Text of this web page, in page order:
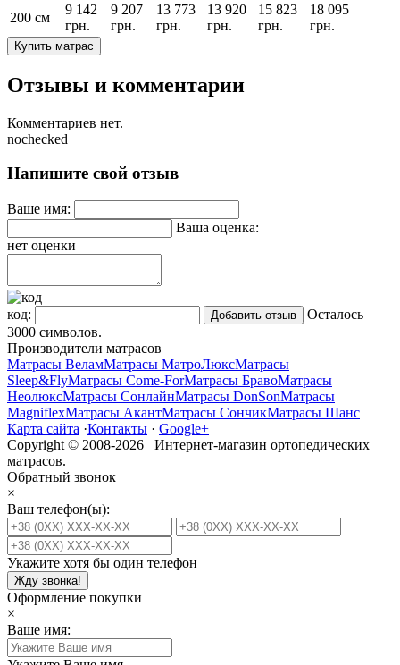
200 см
9 142
грн.
9 207
грн.
13 773
грн.
13 920
грн.
15 823
грн.
18 095
грн.
Купить матрас
Отзывы и комментарии
Комментариев нет.
nochecked
Напишите свой отзыв
Ваше имя:
Ваша оценка:
нет оценки
код:
Осталось
3000 символов.
Производители матрасов
Матрасы ВеламМатрасы МатроЛюксМатрасы
Sleep&FlyМатрасы Come-ForМатрасы БравоМатрасы
НеолюксМатрасы СонлайнМатрасы DonSonМатрасы
MagniflexМатрасы АкантМатрасы СончикМатрасы Шанс
Карта сайта ·Контакты · Google+
Copyright © 2008-2026 Интернет-магазин ортопедических
матрасов.
Обратный звонок
×
Ваш телефон(ы):
Укажите хотя бы один телефон
Жду звонка!
Оформление покупки
×
Ваше имя: